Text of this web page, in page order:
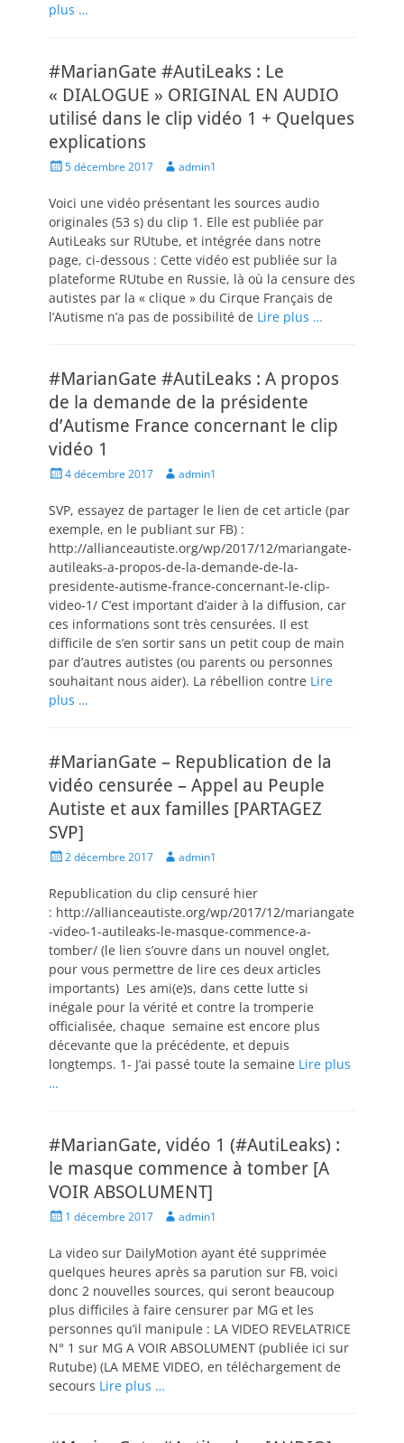
plus …
#MarianGate #AutiLeaks : Le
« DIALOGUE » ORIGINAL EN AUDIO
utilisé dans le clip vidéo 1 + Quelques
explications
Posted5 décembre 2017 Author
admin1
Voici une vidéo présentant les sources audio
originales (53 s) du clip 1. Elle est publiée par
AutiLeaks sur RUtube, et intégrée dans notre
page, ci-dessous : Cette vidéo est publiée sur la
plateforme RUtube en Russie, là où la censure des
autistes par la « clique » du Cirque Français de
l’Autisme n’a pas de possibilité de Lire plus …
#MarianGate #AutiLeaks : A propos
de la demande de la présidente
d’Autisme France concernant le clip
vidéo 1
Posted4 décembre 2017 Author
admin1
SVP, essayez de partager le lien de cet article (par
exemple, en le publiant sur FB) :
http://allianceautiste.org/wp/2017/12/mariangate-
autileaks-a-propos-de-la-demande-de-la-
presidente-autisme-france-concernant-le-clip-
video-1/ C’est important d’aider à la diffusion, car
ces informations sont très censurées. Il est
difficile de s’en sortir sans un petit coup de main
par d’autres autistes (ou parents ou personnes
souhaitant nous aider). La rébellion contre Lire
plus …
#MarianGate – Republication de la
vidéo censurée – Appel au Peuple
Autiste et aux familles [PARTAGEZ
SVP]
Posted2 décembre 2017 Author
admin1
Republication du clip censuré hier
: http://allianceautiste.org/wp/2017/12/mariangate
-video-1-autileaks-le-masque-commence-a-
tomber/ (le lien s’ouvre dans un nouvel onglet,
pour vous permettre de lire ces deux articles
importants) Les ami(e)s, dans cette lutte si
inégale pour la vérité et contre la tromperie
officialisée, chaque semaine est encore plus
décevante que la précédente, et depuis
longtemps. 1- J’ai passé toute la semaine Lire plus
…
#MarianGate, vidéo 1 (#AutiLeaks) :
le masque commence à tomber [A
VOIR ABSOLUMENT]
Posted1 décembre 2017 Author
admin1
La video sur DailyMotion ayant été supprimée
quelques heures après sa parution sur FB, voici
donc 2 nouvelles sources, qui seront beaucoup
plus difficiles à faire censurer par MG et les
personnes qu’il manipule : LA VIDEO REVELATRICE
N° 1 sur MG A VOIR ABSOLUMENT (publiée ici sur
Rutube) (LA MEME VIDEO, en téléchargement de
secours Lire plus …